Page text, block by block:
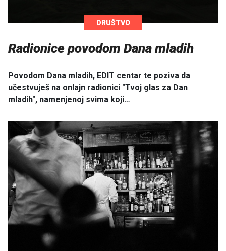
DRUŠTVO
Radionice povodom Dana mladih
Povodom Dana mladih, EDIT centar te poziva da
učestvuješ na onlajn radionici "Tvoj glas za Dan
mladih", namenjenoj svima koji…